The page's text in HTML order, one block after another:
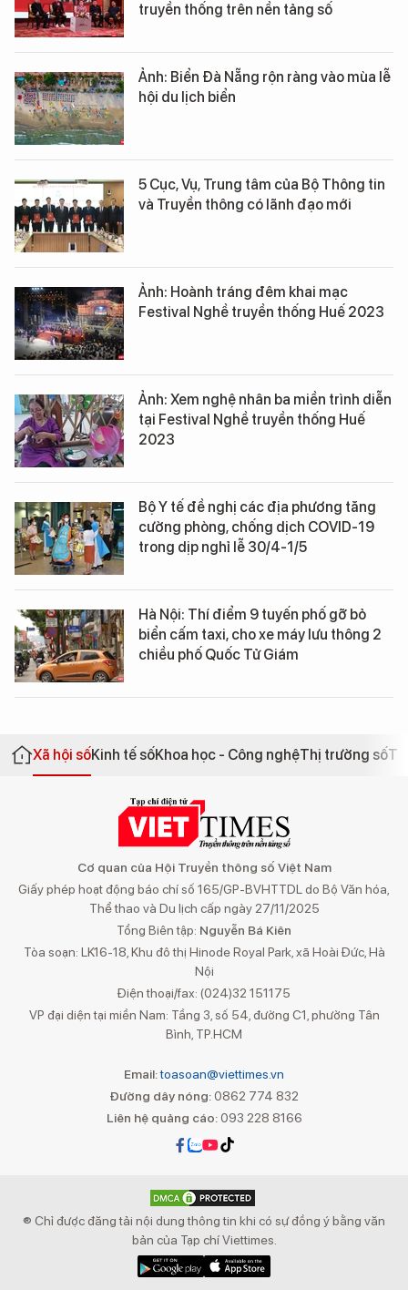
truyền thống trên nền tảng số
Ảnh: Biển Đà Nẵng rộn ràng vào mùa lễ
hội du lịch biển
5 Cục, Vụ, Trung tâm của Bộ Thông tin
và Truyền thông có lãnh đạo mới
Ảnh: Hoành tráng đêm khai mạc
Festival Nghề truyền thống Huế 2023
Ảnh: Xem nghệ nhân ba miền trình diễn
tại Festival Nghề truyền thống Huế
2023
Bộ Y tế đề nghị các địa phương tăng
cường phòng, chống dịch COVID-19
trong dịp nghỉ lễ 30/4-1/5
Hà Nội: Thí điểm 9 tuyến phố gỡ bỏ
biển cấm taxi, cho xe máy lưu thông 2
chiều phố Quốc Tử Giám
Xã hội sốKinh tế sốKhoa học - Công nghệThị trường số
Cơ quan của Hội Truyền thông số Việt Nam
Giấy phép hoạt động báo chí số 165/GP-BVHTTDL do Bộ Văn hóa,
Thể thao và Du lịch cấp ngày 27/11/2025
Tổng Biên tập: Nguyễn Bá Kiên
Tòa soạn: LK16-18, Khu đô thị Hinode Royal Park, xã Hoài Đức, Hà
Nội
Điện thoại/fax: (024)32 151175
VP đại diện tại miền Nam: Tầng 3, số 54, đường C1, phường Tân
Bình, TP.HCM
Email:toasoan@viettimes.vn
Đường dây nóng: 0862 774 832
Liên hệ quảng cáo:093 228 8166
® Chỉ được đăng tải nội dung thông tin khi có sự đồng ý bằng văn
bản của Tạp chí Viettimes.